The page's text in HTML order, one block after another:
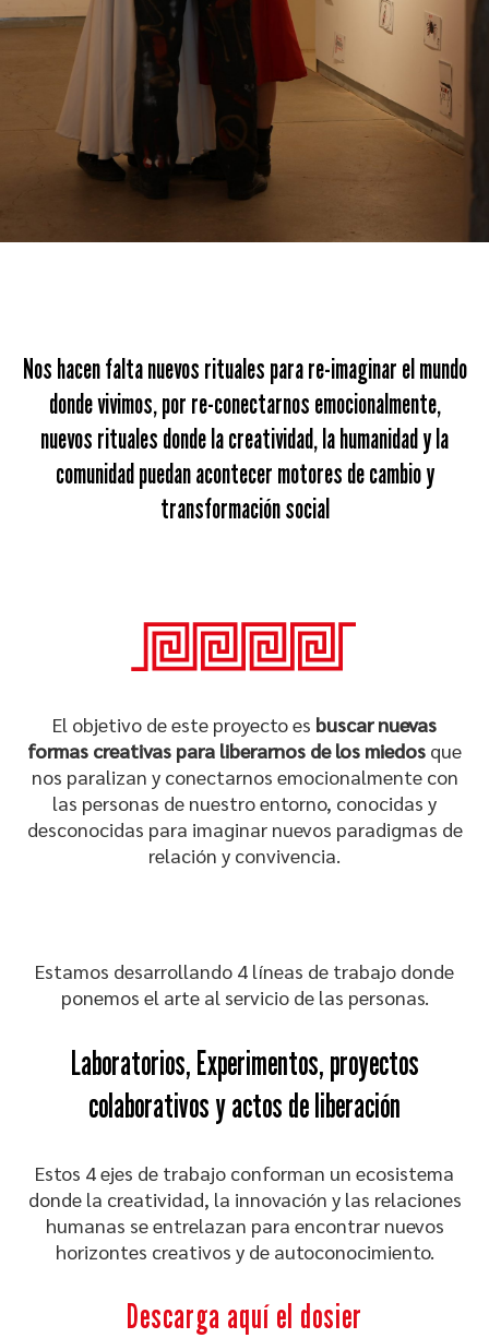
Nos hacen falta nuevos rituales para re-imaginar el mundo
donde vivimos, por re-conectarnos emocionalmente,
nuevos rituales donde la creatividad, la humanidad y la
comunidad puedan acontecer motores de cambio y
transformación social
El objetivo de este proyecto es buscar nuevas
formas creativas para liberarnos de los miedos que
nos paralizan y conectarnos emocionalmente con
las personas de nuestro entorno, conocidas y
desconocidas para imaginar nuevos paradigmas de
relación y convivencia.
Estamos desarrollando 4 líneas de trabajo donde
ponemos el arte al servicio de las personas.
Laboratorios, Experimentos, proyectos
colaborativos y actos de liberación
Estos 4 ejes de trabajo conforman un ecosistema
donde la creatividad, la innovación y las relaciones
humanas se entrelazan para encontrar nuevos
horizontes creativos y de autoconocimiento.
Descarga aquí el dosier